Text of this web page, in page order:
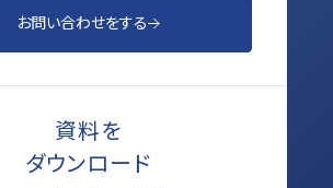
お問い合わせをする
資料を
ダウンロード